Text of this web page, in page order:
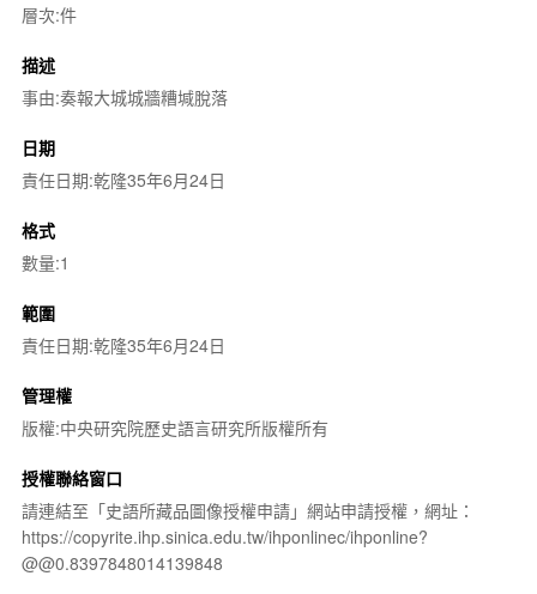
層次:件
描述
事由:奏報大城城牆糟堿脫落
日期
責任日期:乾隆35年6月24日
格式
數量:1
範圍
責任日期:乾隆35年6月24日
管理權
版權:中央研究院歷史語言研究所版權所有
授權聯絡窗口
請連結至「史語所藏品圖像授權申請」網站申請授權，網址：
https://copyrite.ihp.sinica.edu.tw/ihponlinec/ihponline?
@@0.8397848014139848